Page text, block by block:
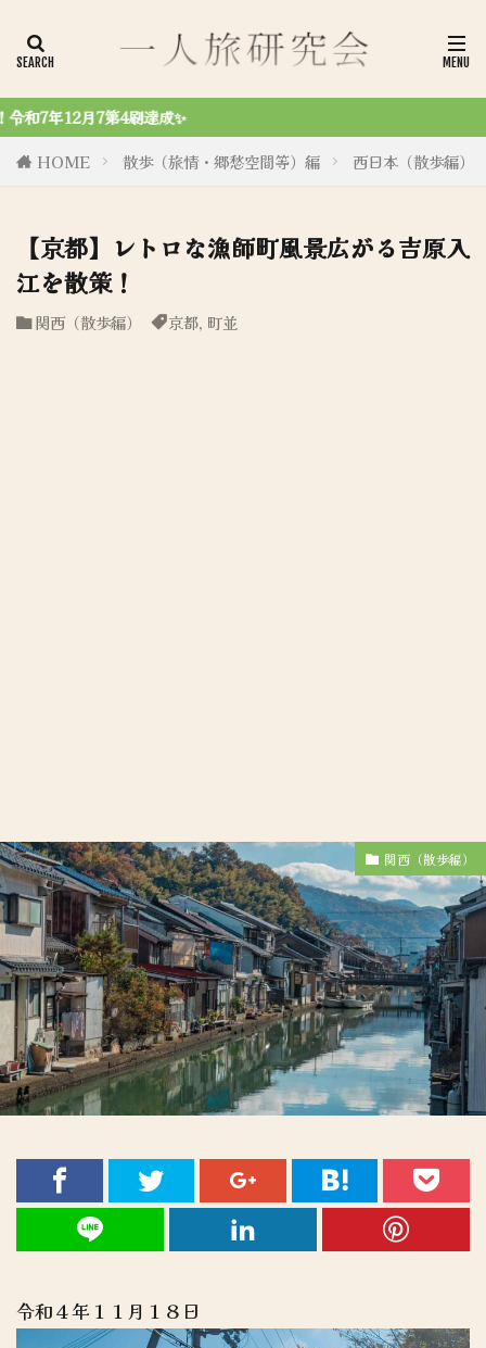
HOME
散歩（旅情・郷愁空間等）編 西日本（散歩編）
【京都】レトロな漁師町風景広がる吉原入
江を散策！
関西（散歩編） 京都, 町並
関西（散歩編）
令和４年１１月１８日